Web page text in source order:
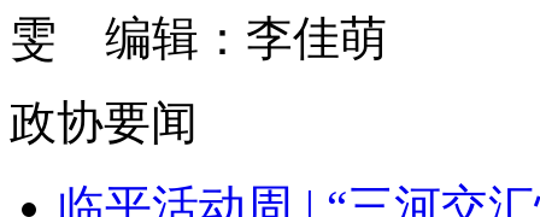
雯 编辑：李佳萌
政协要闻